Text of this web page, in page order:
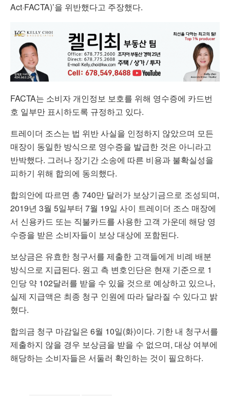
Act·FACTA)’을 위반했다고 주장했다.
FACTA는 소비자 개인정보 보호를 위해 영수증에 카드번
호 일부만 표시하도록 규정하고 있다.
트레이더 조스는 법 위반 사실을 인정하지 않았으며 모든
매장이 동일한 방식으로 영수증을 발급한 것은 아니라고
반박했다. 그러나 장기간 소송에 따른 비용과 불확실성을
피하기 위해 합의에 동의했다.
합의안에 따르면 총 740만 달러가 보상기금으로 조성되며,
2019년 3월 5일부터 7월 19일 사이 트레이더 조스 매장에
서 신용카드 또는 직불카드를 사용한 고객 가운데 해당 영
수증을 받은 소비자들이 보상 대상에 포함된다.
보상금은 유효한 청구서를 제출한 고객들에게 비례 배분
방식으로 지급된다. 원고 측 변호인단은 현재 기준으로 1
인당 약 102달러를 받을 수 있을 것으로 예상하고 있으나,
실제 지급액은 최종 청구 인원에 따라 달라질 수 있다고 밝
혔다.
합의금 청구 마감일은 6월 10일(화)이다. 기한 내 청구서를
제출하지 않을 경우 보상금을 받을 수 없으며, 대상 여부에
해당하는 소비자들은 서둘러 확인하는 것이 필요하다.